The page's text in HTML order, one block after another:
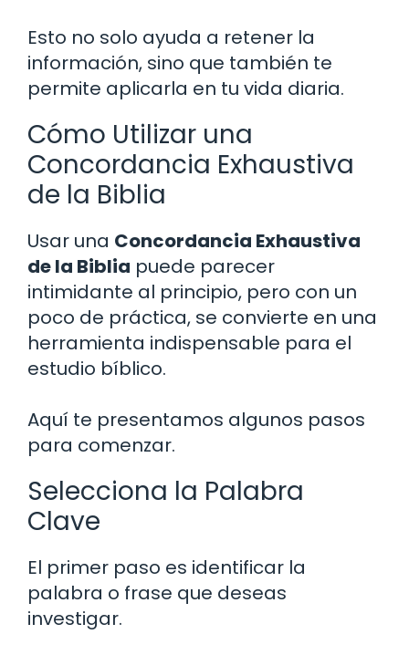
Esto no solo ayuda a retener la
información, sino que también te
permite aplicarla en tu vida diaria.
Cómo Utilizar una
Concordancia Exhaustiva
de la Biblia
Usar una Concordancia Exhaustiva
de la Biblia puede parecer
intimidante al principio, pero con un
poco de práctica, se convierte en una
herramienta indispensable para el
estudio bíblico.
Aquí te presentamos algunos pasos
para comenzar.
Selecciona la Palabra
Clave
El primer paso es identificar la
palabra o frase que deseas
investigar.